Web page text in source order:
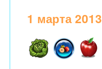
1 марта 2013